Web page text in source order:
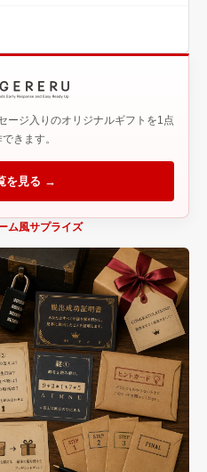
ム風サプライズ
ージ入りのオリジナルギフトを1点
きます。
を見る →